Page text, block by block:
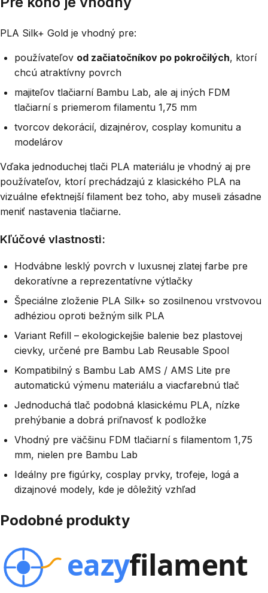
PLA Silk+ Gold je vhodný pre:
používateľov od začiatočníkov po pokročilých, ktorí
chcú atraktívny povrch
majiteľov tlačiarní Bambu Lab, ale aj iných FDM
tlačiarní s priemerom filamentu 1,75 mm
tvorcov dekorácií, dizajnérov, cosplay komunitu a
modelárov
Vďaka jednoduchej tlači PLA materiálu je vhodný aj pre
používateľov, ktorí prechádzajú z klasického PLA na
vizuálne efektnejší filament bez toho, aby museli zásadne
meniť nastavenia tlačiarne.
Kľúčové vlastnosti:
Hodvábne lesklý povrch v luxusnej zlatej farbe pre
dekoratívne a reprezentatívne výtlačky
Špeciálne zloženie PLA Silk+ so zosilnenou vrstvovou
adhéziou oproti bežným silk PLA
Variant Refill – ekologickejšie balenie bez plastovej
cievky, určené pre Bambu Lab Reusable Spool
Kompatibilný s Bambu Lab AMS / AMS Lite pre
automatickú výmenu materiálu a viacfarebnú tlač
Jednoduchá tlač podobná klasickému PLA, nízke
prehýbanie a dobrá priľnavosť k podložke
Vhodný pre väčšinu FDM tlačiarní s filamentom 1,75
mm, nielen pre Bambu Lab
Ideálny pre figúrky, cosplay prvky, trofeje, logá a
dizajnové modely, kde je dôležitý vzhľad
Podobné produkty